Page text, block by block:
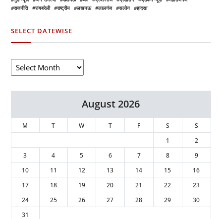
राजनीति
रायबरेली राष्ट्रीय लखनऊ लालगंज सलोन हादसा
SELECT DATEWISE
August 2026
M T W T F S
S
1
2
3
4 5 6 7 8
9
10
11 12 13 14 15
16
17
18 19 20 21 22
23
24
25 26 27 28 29
30
31